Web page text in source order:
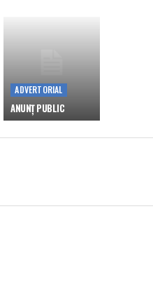
ADVERTORIAL
ANUNȚ PUBLIC